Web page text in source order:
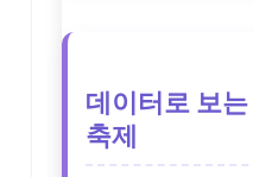
데이터로 보
축제